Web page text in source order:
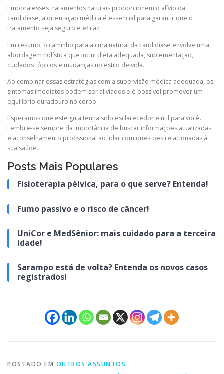
Embora esses tratamentos naturais proporcionem o alívio da
candidíase, a orientação médica é essencial para garantir que o
tratamento seja seguro e eficaz.
Em resumo, o caminho para a cura natural da candidíase envolve uma
abordagem holística que inclui dieta adequada, suplementação,
cuidados tópicos e mudanças no estilo de vida.
Ao combinar essas estratégias com a supervisão médica adequada, os
sintomas imediatos podem ser aliviados e é possível promover um
equilíbrio duradouro no corpo.
Esperamos que este guia tenha sido esclarecedor e útil para você.
Lembre-se sempre da importância de buscar informações atualizadas
e aconselhamento profissional ao lidar com questões relacionadas à
sua saúde.
Posts Mais Populares
Fisioterapia pélvica, para o que serve? Entenda!
Fumo passivo e o risco de câncer!
UniCor e MedSênior: mais cuidado para a terceira
idade!
Sarampo está de volta? Entenda os novos casos
registrados!
POSTADO EM OUTROS ASSUNTOS